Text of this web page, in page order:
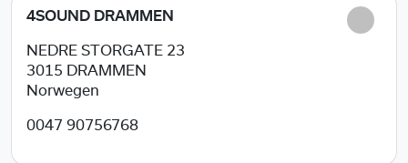
4SOUND DRAMMEN
NEDRE STORGATE 23
3015
DRAMMEN
Norwegen
0047 90756768